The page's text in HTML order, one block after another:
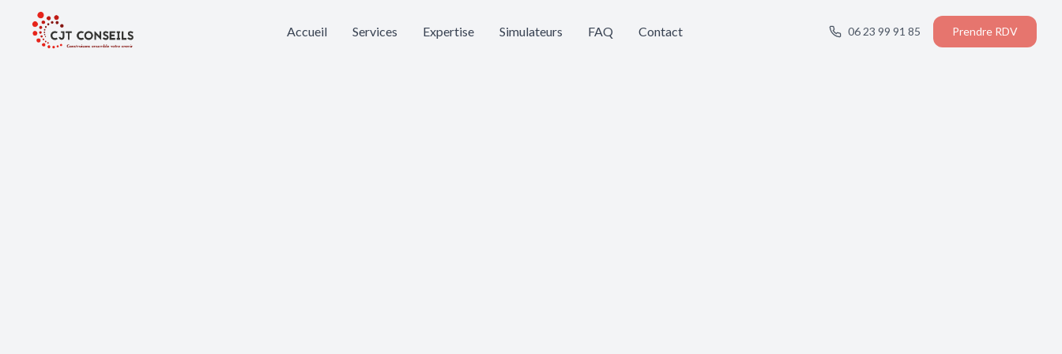
Accueil Services Expertise Simulateurs FAQ Contact 06 23 99 91 85 Prendre RDV